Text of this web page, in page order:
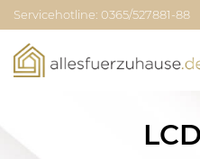
Servicehotline: 0365/527881-88